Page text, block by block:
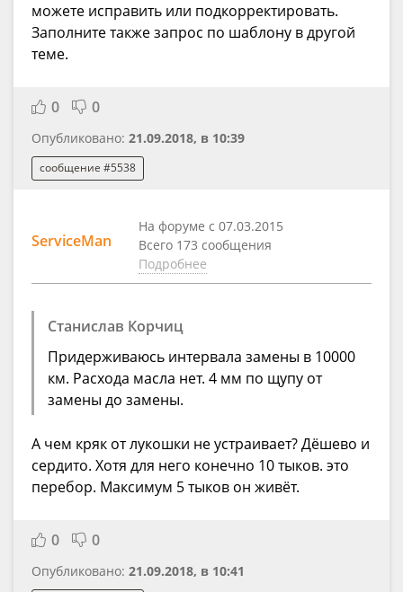
можете исправить или подкорректировать.
Заполните также запрос по шаблону в другой
теме.
0 0
Опубликовано: 21.09.2018, в 10:39
сообщение #5538
ServiceMan
На форуме с 07.03.2015
Всего 173 сообщения
Подробнее
Станислав Корчиц
Придерживаюсь интервала замены в 10000
км. Расхода масла нет. 4 мм по щупу от
замены до замены.
А чем кряк от лукошки не устраивает? Дёшево и
сердито. Хотя для него конечно 10 тыков. это
перебор. Максимум 5 тыков он живёт.
0 0
Опубликовано: 21.09.2018, в 10:41